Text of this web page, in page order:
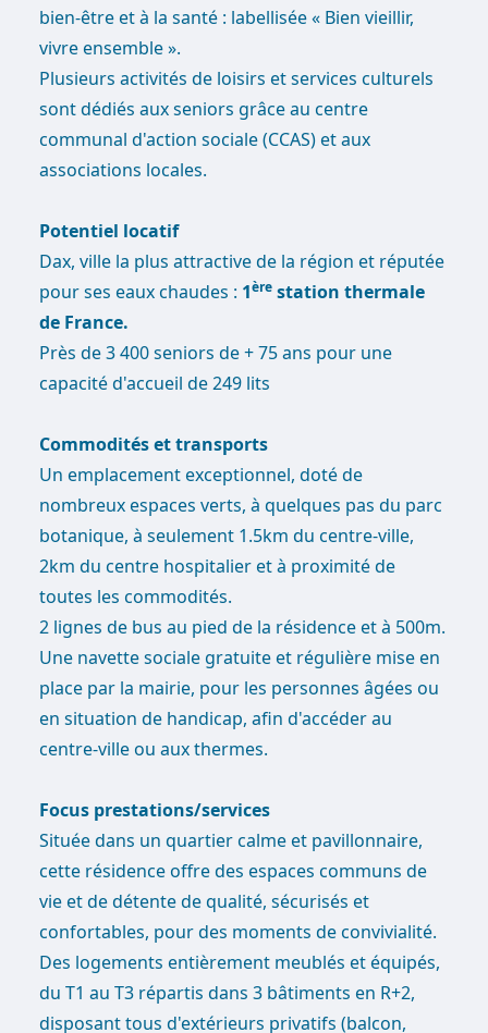
bien-être et à la santé : labellisée « Bien vieillir,
vivre ensemble ».
Plusieurs activités de loisirs et services culturels
sont dédiés aux seniors grâce au centre
communal d'action sociale (CCAS) et aux
associations locales.
Potentiel locatif
Dax, ville la plus attractive de la région et réputée
pour ses eaux chaudes : 1ère station thermale
de France.
Près de 3 400 seniors de + 75 ans pour une
capacité d'accueil de 249 lits
Commodités et transports
Un emplacement exceptionnel, doté de
nombreux espaces verts, à quelques pas du parc
botanique, à seulement 1.5km du centre-ville,
2km du centre hospitalier et à proximité de
toutes les commodités.
2 lignes de bus au pied de la résidence et à 500m.
Une navette sociale gratuite et régulière mise en
place par la mairie, pour les personnes âgées ou
en situation de handicap, afin d'accéder au
centre-ville ou aux thermes.
Focus prestations/services
Située dans un quartier calme et pavillonnaire,
cette résidence offre des espaces communs de
vie et de détente de qualité, sécurisés et
confortables, pour des moments de convivialité.
Des logements entièrement meublés et équipés,
du T1 au T3 répartis dans 3 bâtiments en R+2,
disposant tous d'extérieurs privatifs (balcon,